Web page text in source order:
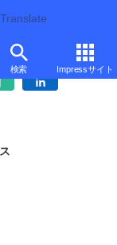
Translate
検索 Impressサイト
ッシュメモリ